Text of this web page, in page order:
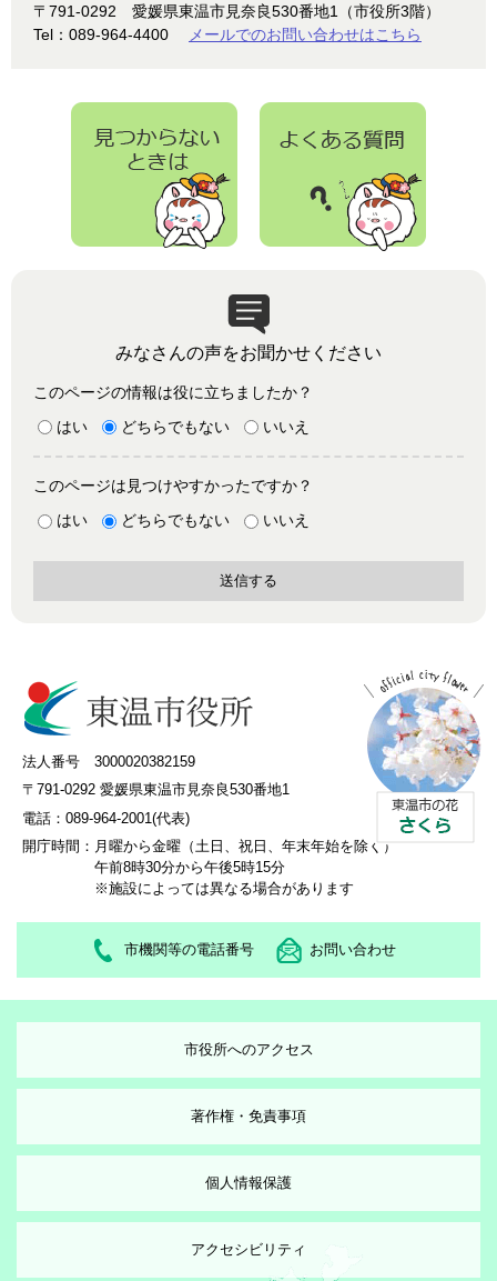
〒791-0292
愛媛県東温市見奈良530番地1（市役所3階）
Tel：089-964-4400
メールでのお問い合わせはこちら
みなさんの声をお聞かせください
このページの情報は役に立ちましたか？
はい
どちらでもない いいえ
このページは見つけやすかったですか？
はい
どちらでもない いいえ
法人番号 3000020382159
〒791-0292 愛媛県東温市見奈良530番地1
電話：089-964-2001(代表)
開庁時間： 月曜から金曜（土日、祝日、年末年始を除く）
午前8時30分から午後5時15分
※施設によっては異なる場合があります
市機関等の電話番号 お問い合わせ
市役所へのアクセス
著作権・免責事項
個人情報保護
アクセシビリティ